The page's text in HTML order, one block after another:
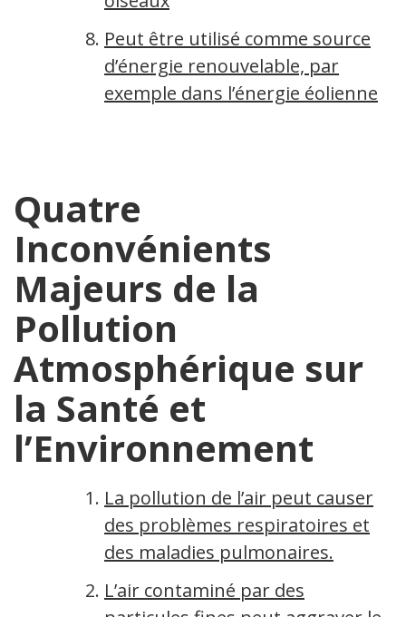
Peut être utilisé comme source
d’énergie renouvelable, par
exemple dans l’énergie éolienne
Quatre
Inconvénients
Majeurs de la
Pollution
Atmosphérique sur
la Santé et
l’Environnement
La pollution de l’air peut causer
des problèmes respiratoires et
des maladies pulmonaires.
L’air contaminé par des